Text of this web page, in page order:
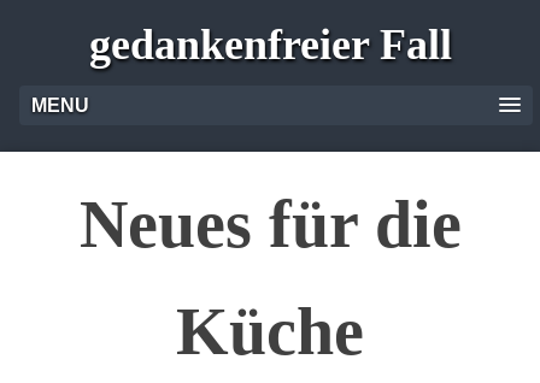
gedankenfreier Fall
MENU
Neues für die
Küche